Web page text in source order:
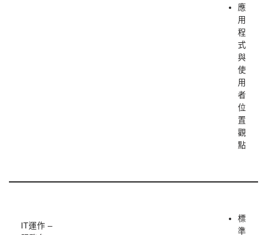
應
用
程
式
與
使
用
者
位
置
觀
點
IT運作 –
標
準